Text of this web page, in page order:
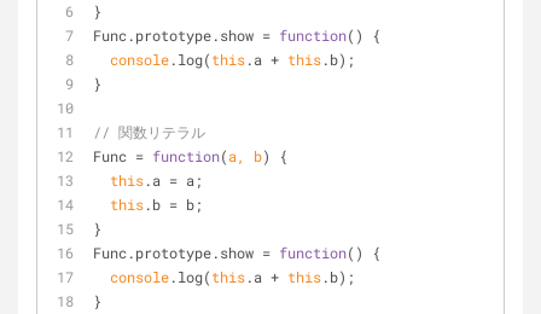
}
Func.prototype.show = function( )
{
console.log(this.a + this.b);
}
// 関数リテラル
Func = function(a, b)
{
this.a = a;
this.b = b;
}
Func.prototype.show = function( )
{
console.log(this.a + this.b);
}